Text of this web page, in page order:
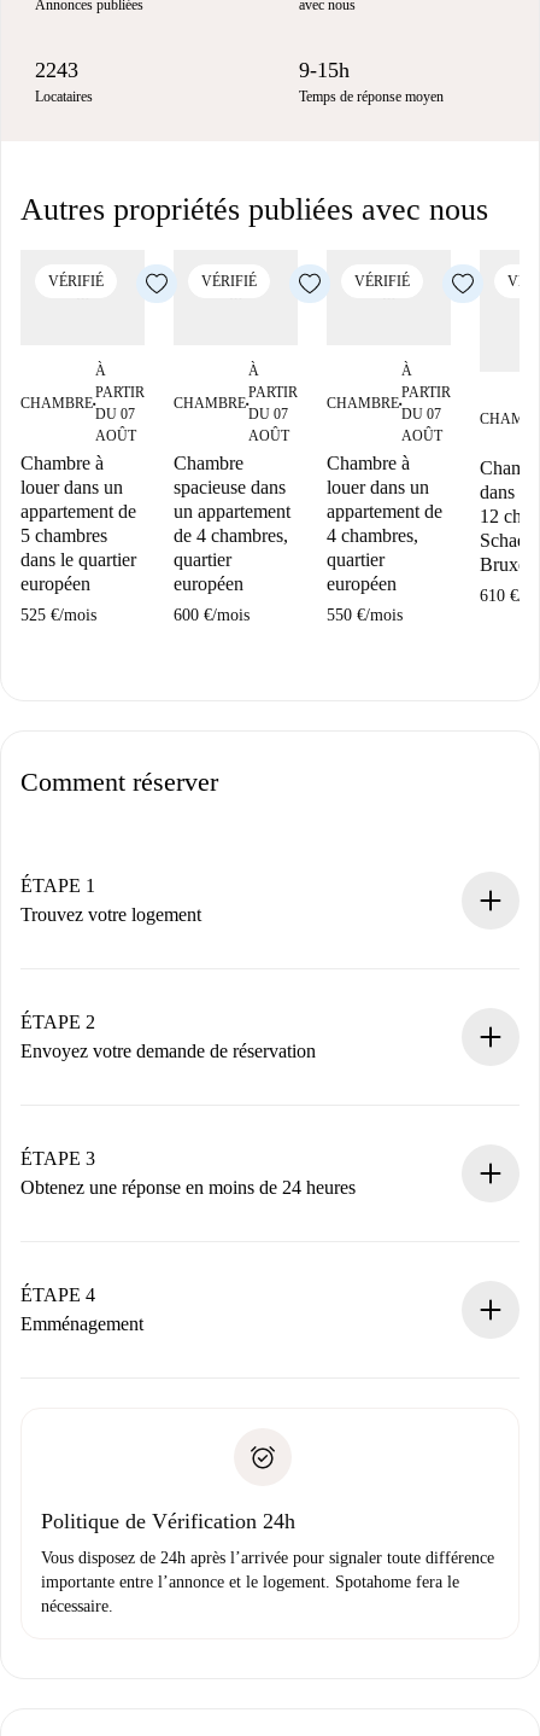
Annonces publiées avec nous
2243
Locataires
9-15h
Temps de réponse moyen
Autres propriétés publiées avec nous
VÉRIFIÉ
CHAMBRE■
À
PARTIR
DU 07
AOÛT
Chambre à
louer dans un
appartement de
5 chambres
dans le quartier
européen
525 €/mois
VÉRIFIÉ
CHAMBRE■
À
PARTIR
DU 07
AOÛT
Chambre
spacieuse dans
un appartement
de 4 chambres,
quartier
européen
600 €/mois
VÉRIFIÉ
CHAMBRE■
À
PARTIR
DU 07
AOÛT
Chambre à
louer dans un
appartement de
4 chambres,
quartier
européen
550 €/mois
dans
12
610 €/
Comment réserver
ÉTAPE 1
Trouvez votre logement
Vous disposez à l’avance de toutes les informations
nécessaires.
ÉTAPE 2
Envoyez votre demande de réservation
Nous ne vous facturerons rien tant que le propriétaire
n’aura pas accepté.
ÉTAPE 3
Obtenez une réponse en moins de 24 heures
contact avec le propriétaire.
Si refusé : aucun prélèvement et nous vous proposerons
Justificatif de solvabilité
ÉTAPE 4
Emménagement
uniquement si aucun problème n'est signalé.
Politique de Vérification 24h
Vous disposez de 24h après l’arrivée pour signaler toute différence
importante entre l’annonce et le logement. Spotahome fera le
nécessaire.